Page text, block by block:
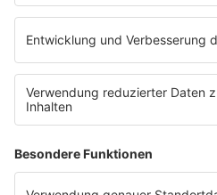
eröffnet. Direkt an der
E-Bikes über eine